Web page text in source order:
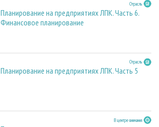
Отрасль
Планирование на предприятиях ЛПК. Часть 6.
Финансовое планирование
Отрасль
Планирование на предприятиях ЛПК. Часть 5
В центре внимания